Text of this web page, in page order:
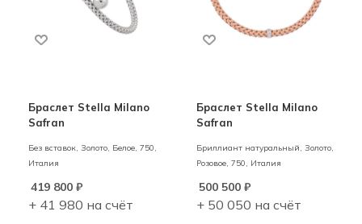
Браслет Stella Milano
Safran
Без вставок, Золото, Белое, 750,
Италия
419 800 ₽
+ 41 980 на счёт
Браслет Stella Milano
Safran
Бриллиант натуральный, Золото,
Розовое, 750, Италия
500 500₽
+ 50 050 на счёт